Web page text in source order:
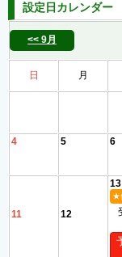
設定日カレンダー
<< 9月
日 月
4 5 6
11 12
13
★